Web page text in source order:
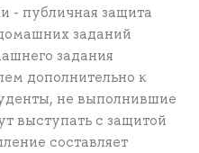
- публичная защита
заданий
задания
дополнительно к
не выполнившие
выступать с защитой
составляет